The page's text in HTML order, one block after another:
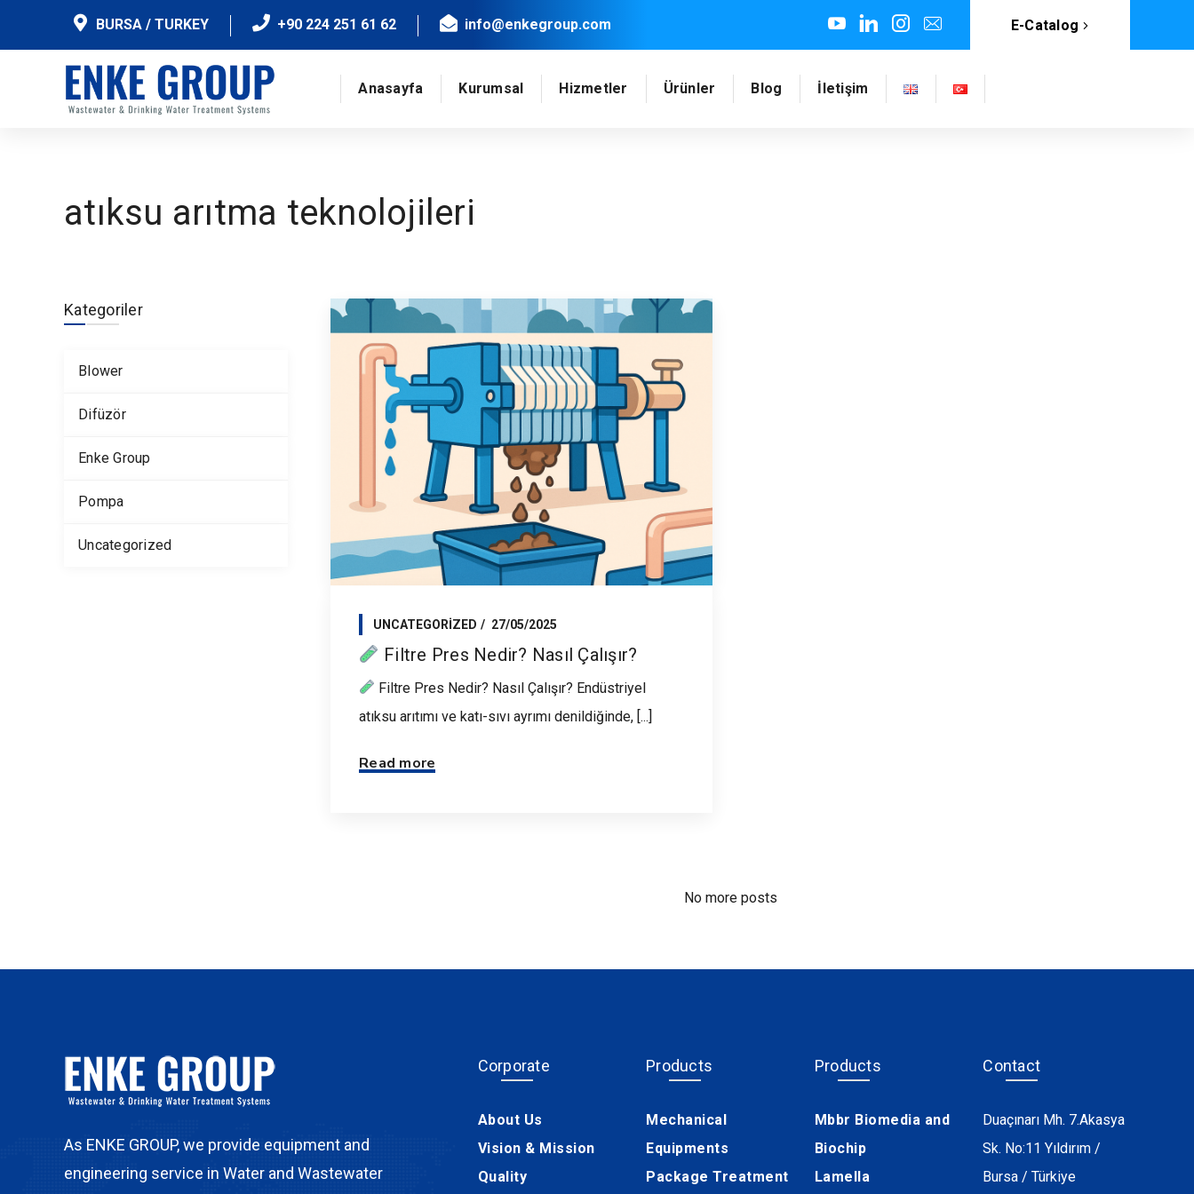
BURSA / TURKEY +90 224 251 61 62 info@enkegroup.com E-Catalog
Anasayfa Kurumsal Hizmetler Ürünler Blog İletişim
atıksu arıtma teknolojileri
Kategoriler
Blower
Difüzör
Enke Group
Pompa
Uncategorized
UNCATEGORIZED 27/05/2025
Filtre Pres Nedir? Nasıl Çalışır?
Filtre Pres Nedir? Nasıl Çalışır? Endüstriyel
atıksu arıtımı ve katı-sıvı ayrımı denildiğinde, [...]
Read more
No more posts
As ENKE GROUP, we provide equipment and
engineering service in Water and Wastewater
Corporate
About Us
Vision & Mission
Quality
Products
Mechanical
Equipments
Package Treatment
Products
Mbbr Biomedia and
Biochip
Lamella
Contact
Duaçınarı Mh. 7.Akasya
Sk. No:11 Yıldırım /
Bursa / Türkiye